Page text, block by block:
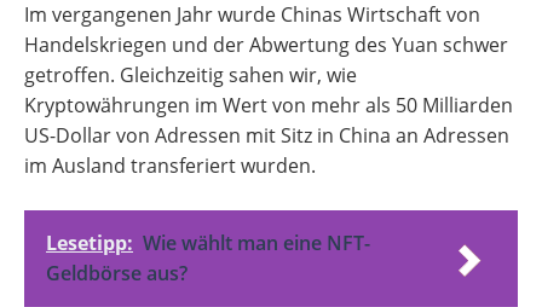
Im vergangenen Jahr wurde Chinas Wirtschaft von
Handelskriegen und der Abwertung des Yuan schwer
getroffen. Gleichzeitig sahen wir, wie
Kryptowährungen im Wert von mehr als 50 Milliarden
US-Dollar von Adressen mit Sitz in China an Adressen
im Ausland transferiert wurden.
Lesetipp: Wie wählt man eine NFT-
Geldbörse aus?